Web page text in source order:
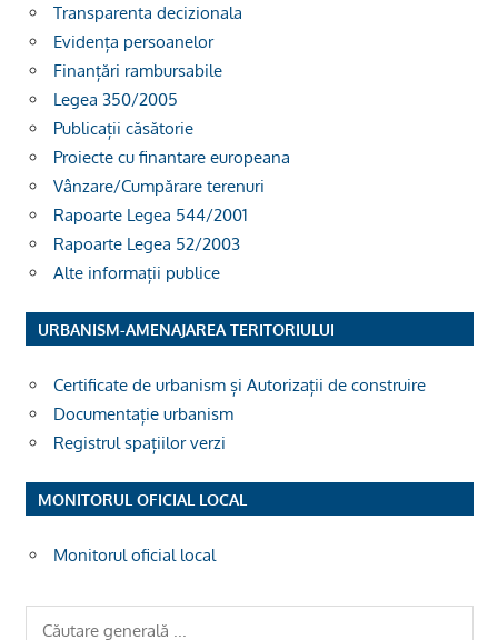
Transparenta decizionala
Evidența persoanelor
Finanțări rambursabile
Legea 350/2005
Publicații căsătorie
Proiecte cu finantare europeana
Vânzare/Cumpărare terenuri
Rapoarte Legea 544/2001
Rapoarte Legea 52/2003
Alte informații publice
URBANISM-AMENAJAREA TERITORIULUI
Certificate de urbanism și Autorizații de construire
Documentație urbanism
Registrul spațiilor verzi
MONITORUL OFICIAL LOCAL
Monitorul oficial local